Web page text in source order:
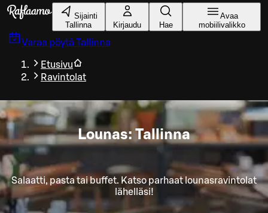
Siirry pääsisältöön
Sijainti
Tallinna
Kirjaudu Hae
Avaa
mobiilivalikko
Varaa pöytä Tallinna
Etusivu
Ravintolat
Lounas: Tallinna
Salaatti, pasta tai buffet. Katso parhaat lounasravintolat
lähelläsi!